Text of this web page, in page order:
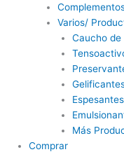
Varios/
Caucho de
Espesantes
Más
Comprar